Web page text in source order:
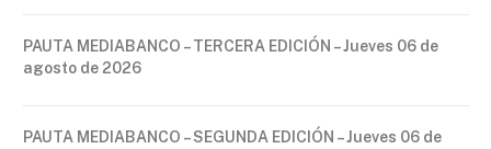
PAUTA MEDIABANCO – TERCERA EDICIÓN – Jueves 06 de
agosto de 2026
PAUTA MEDIABANCO – SEGUNDA EDICIÓN – Jueves 06 de